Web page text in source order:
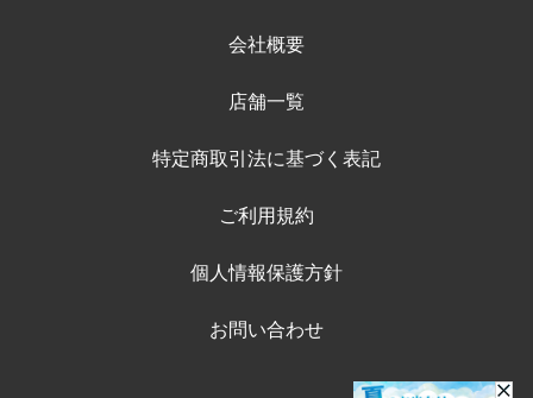
会社概要
店舗一覧
特定商取引法に基づく表記
ご利用規約
個人情報保護方針
お問い合わせ